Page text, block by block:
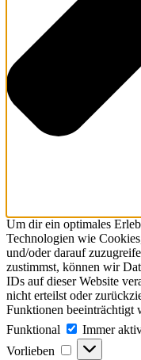
Um dir ein optimales
Technologien wie
und/oder darauf
zustimmst, können wir
IDs auf dieser Website
nicht erteilst oder
Funktionen beeinträchtigt
Funktional
Immer
Vorlieben